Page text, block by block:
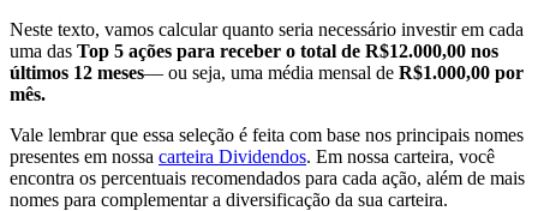
Neste texto, vamos calcular quanto seria necessário investir em cada
uma das Top 5 ações para receber o total de R$12.000,00 nos
últimos 12 meses— ou seja, uma média mensal de R$1.000,00 por
mês.
Vale lembrar que essa seleção é feita com base nos principais nomes
presentes em nossa carteira Dividendos. Em nossa carteira, você
encontra os percentuais recomendados para cada ação, além de mais
nomes para complementar a diversificação da sua carteira.